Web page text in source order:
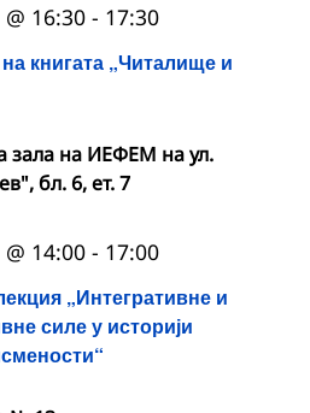
книгата „Читалище и
16:30 - 17:30
зала на ИЕФЕМ на ул.
бл. 6, ет. 7
„Интегративне и
силе у историји
14:00 - 17:00